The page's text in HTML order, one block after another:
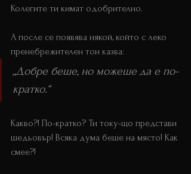
Колегите ти кимат одобрително.
А после се появява някой, който с леко
пренебрежителен тон казва:
„Добре беше, но можеше да е по-
кратко.“
Какво?! По-кратко? Ти току-що представи
шедьовър! Всяка дума беше на място! Как
смее?!